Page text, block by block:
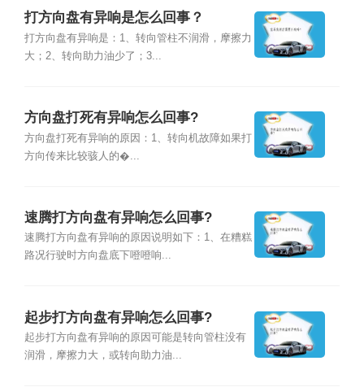
打方向盘有异响是怎么回事？
打方向盘有异响是：1、转向管柱不润滑，摩擦力
大；2、转向助力油少了；3...
方向盘打死有异响怎么回事?
方向盘打死有异响的原因：1、转向机故障如果打
方向传来比较骇人的�...
速腾打方向盘有异响怎么回事?
速腾打方向盘有异响的原因说明如下：1、在糟糕
路况行驶时方向盘底下噔噔响...
起步打方向盘有异响怎么回事?
起步打方向盘有异响的原因可能是转向管柱没有
润滑，摩擦力大，或转向助力油...